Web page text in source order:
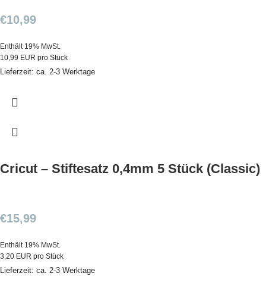
€10,99
Enthält 19% MwSt.
10,99 EUR pro Stück
Lieferzeit: ca. 2-3 Werktage
Cricut – Stiftesatz 0,4mm 5 Stück (Classic)
€15,99
Enthält 19% MwSt.
3,20 EUR pro Stück
Lieferzeit: ca. 2-3 Werktage